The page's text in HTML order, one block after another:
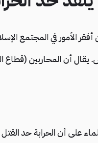
أفقر الأمور في المجتمع
يقال أن المحاربين
على أن الحرابة حد